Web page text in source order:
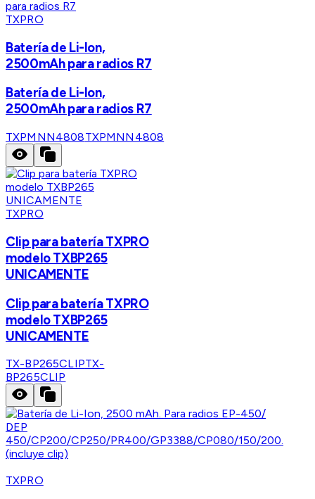
TXPRO
Batería de Li-Ion,
2500mAh para radios R7
Batería de Li-Ion,
2500mAh para radios R7
TXPMNN4808TXPMNN4808
TXPRO
Clip para batería TXPRO
modelo TXBP265
UNICAMENTE
Clip para batería TXPRO
modelo TXBP265
UNICAMENTE
TX-BP265CLIPTX-
BP265CLIP
TXPRO